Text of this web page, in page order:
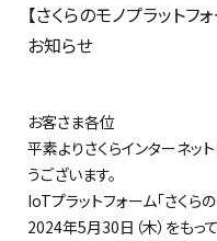
【さくらのモノプラット
お知らせ
お客さま各位
平素よりさくらインターネッ
うございます。
IoTプラットフォーム「さくら
2024年5月30日（木）をもっ